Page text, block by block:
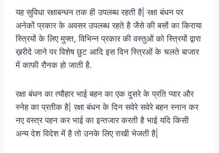
यह सुविधा रक्षाबन्धन तक ही उपलब्ध रहती है| रक्षा बंधन पर
अनेकों प्रकार के अवसर उपलब्ध रहते है जैसे की बसों का किराया
स्त्रियों के लिए मुफ्त, विभिन्न प्रकार की वस्तुओं को स्त्रियों द्वारा
ख़रीदे जाने पर विशेष छुट आदि इस दिन स्त्रिओं के चलते बाजार
में काफी रौनक हो जाती है.
रक्षा बंधन का त्यौहार भाई बहन का एक दुसरे के प्रति प्यार और
स्नेह का प्रतीक है| रक्षा बंधन के दिन सवेरे सवेरे बहन स्नान कर
नए वस्त्र पहन कर भाई का इन्तजार करती है भाई यदि किसी
अन्य देश विदेश में है तो उनके लिए राखी भेजती है|